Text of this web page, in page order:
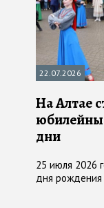
22.07.2026
На Алтае
дни
25 июля 2026
дня